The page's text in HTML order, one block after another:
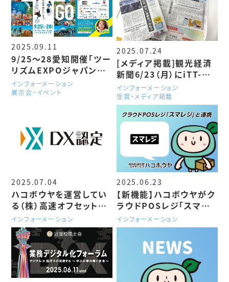
2025.09.11
9/25～28愛知開催「ツー
リズムEXPOジャパン
2025」に出展
インフォーメーション
展示会・イベント
2025.07.24
[メディア掲載]観光経済
新聞6/23（月）にiTT-国
際ツーリズムトレードショ
ーの注目出展企業として
「ハコボウヤ」をご紹介い
ただきました
インフォーメーション
受賞・メディア掲載
2025.07.04
ハコボウヤを運営してい
る（株）高速オフセットが
「DX認定」を受けました
インフォーメーション
2025.06.23
【新機能】ハコボウヤがク
ラウドPOSレジ「スマレ
ジ」と連携
インフォーメーション